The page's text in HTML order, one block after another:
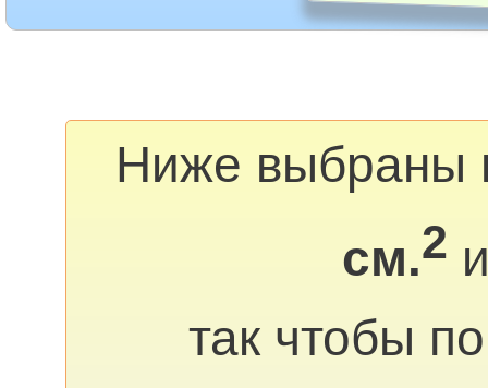
Ниже выбраны
см.2
так чтобы